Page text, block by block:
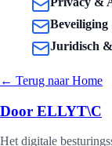
Beveiliging
Juridisch
← Terug naar Home
Door ELLYT\C
Het digitale